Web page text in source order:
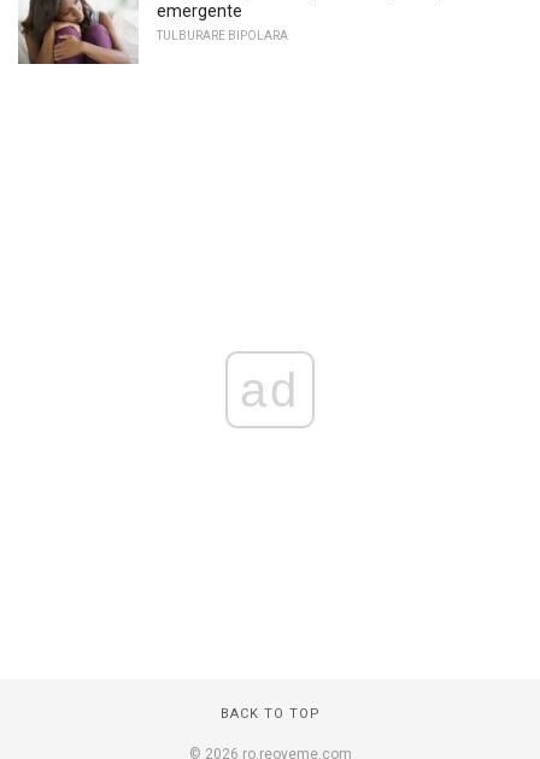
emergente
TULBURARE BIPOLARA
ad
BACK TO TOP
© 2026 ro.reoveme.com